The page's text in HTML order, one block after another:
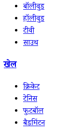
बॉलीवुड
हॉलीवुड
टीवी
साउथ
खेल
क्रिकेट
टेनिस
फुटबॉल
बैडमिंटन